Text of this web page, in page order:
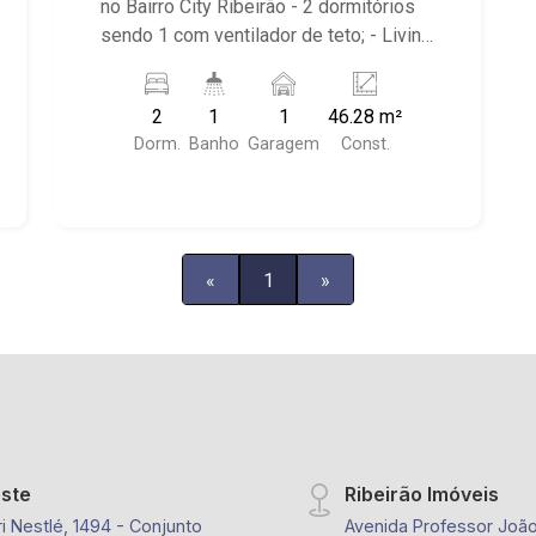
no Bairro City Ribeirão - 2 dormitórios
sendo 1 com ventilador de teto; - Living
armário; - Área de serviço integrada; -
Banheiro social com box em vidro; -
Condomínio com Quadra poliesportiva,
Lojinha Bella Città produção Pães
Especiais, Casa da Flor | Creche Pet |
2
Dorm.
1
Banho
1
Garagem
46.28 m²
Const.
« 1 »
Nestlé, 1494 - Conjunto
Ribeirão Imóveis
Avenida Professor